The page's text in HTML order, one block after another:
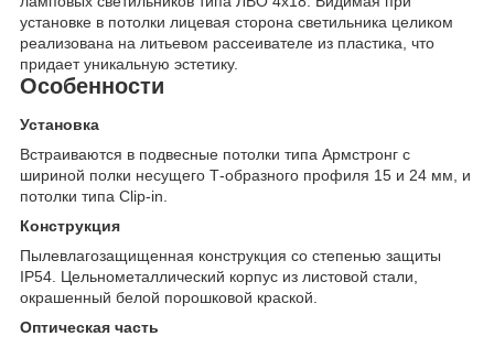
установке в потолки лицевая сторона светильника целиком
реализована на литьевом рассеивателе из пластика, что
придает уникальную эстетику.
Особенности
Установка
Встраиваются в подвесные потолки типа Армстронг с
шириной полки несущего Т-образного профиля 15 и 24 мм, и
потолки типа Clip-in.
Конструкция
Пылевлагозащищенная конструкция со степенью защиты
IP54. Цельнометаллический корпус из листовой стали,
окрашенный белой порошковой краской.
Оптическая часть